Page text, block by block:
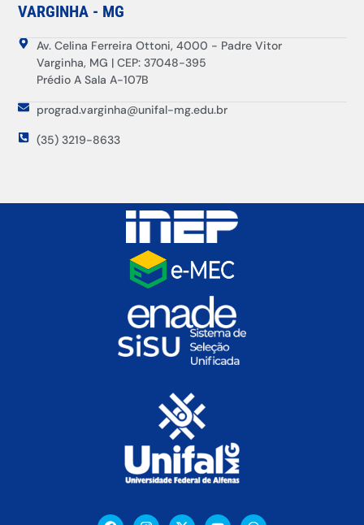
VARGINHA - MG
Av. Celina Ferreira Ottoni, 4000 - Padre Vitor
Varginha, MG | CEP: 37048-395
Prédio A Sala A-107B
prograd.varginha@unifal-mg.edu.br
(35) 3219-8633